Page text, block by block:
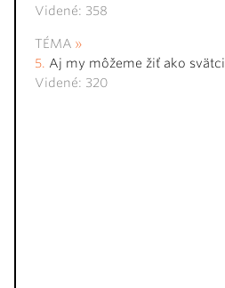
Videné: 358
TÉMA
Aj my môžeme žiť ako svätci
Videné: 320